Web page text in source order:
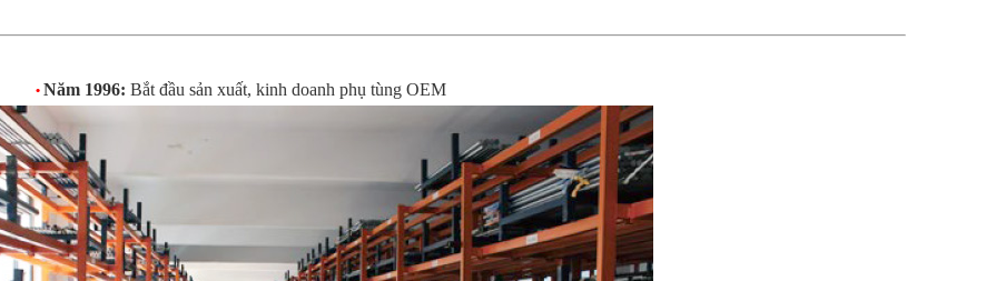
• Năm 1996: Bắt đầu sản xuất, kinh doanh phụ tùng OEM